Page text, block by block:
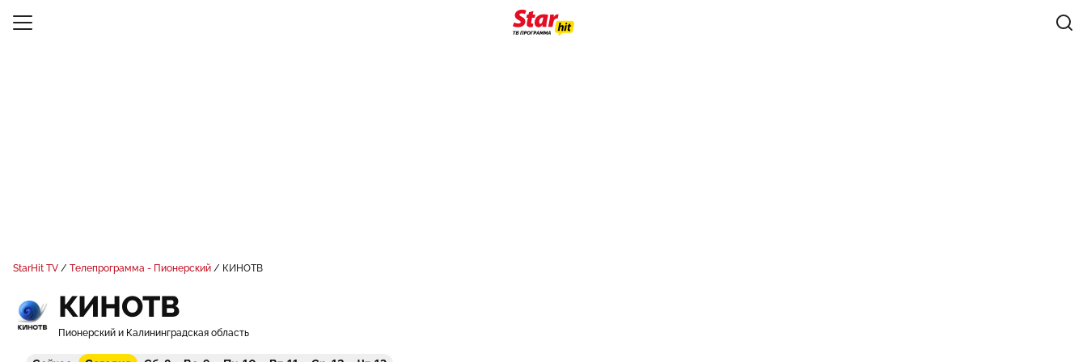
StarHit TV Телепрограмма - Пионерский КИНОТВ
КИНОТВ
Пионерский и Калининградская область